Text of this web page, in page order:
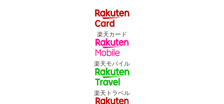
楽天カード
楽天モバイル
楽天トラベル